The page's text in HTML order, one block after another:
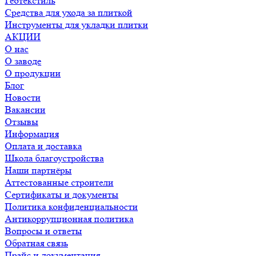
Средства для ухода за плиткой
Инструменты для укладки плитки
АКЦИИ
О нас
О заводе
О продукции
Блог
Новости
Вакансии
Отзывы
Информация
Оплата и доставка
Школа благоустройства
Наши партнёры
Аттестованные строители
Сертификаты и документы
Политика конфиденциальности
Антикоррупционная политика
Вопросы и ответы
Обратная связь